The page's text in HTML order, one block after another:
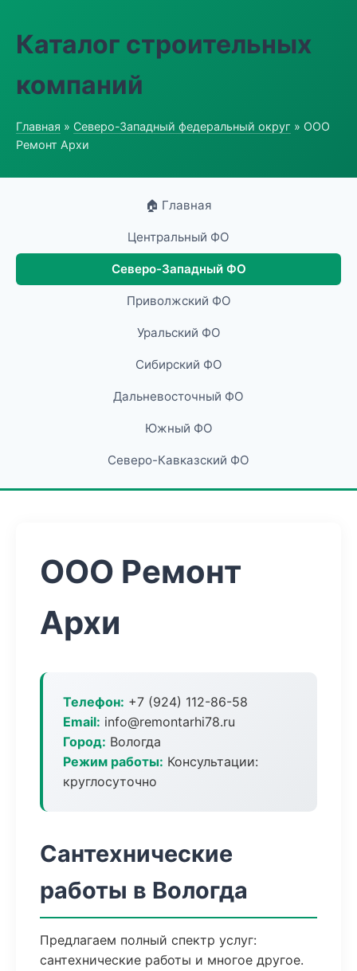
Каталог строительных
компаний
Главная » Северо-Западный федеральный округ » ООО
Ремонт Архи
🏠 Главная
Центральный ФО
Северо-Западный ФО
Приволжский ФО
Уральский ФО
Сибирский ФО
Дальневосточный ФО
Южный ФО
Северо-Кавказский ФО
ООО Ремонт
Архи
Телефон: +7 (924) 112-86-58
Email: info@remontarhi78.ru
Город: Вологда
Режим работы: Консультации:
круглосуточно
Сантехнические
работы в Вологда
Предлагаем полный спектр услуг:
сантехнические работы и многое другое.